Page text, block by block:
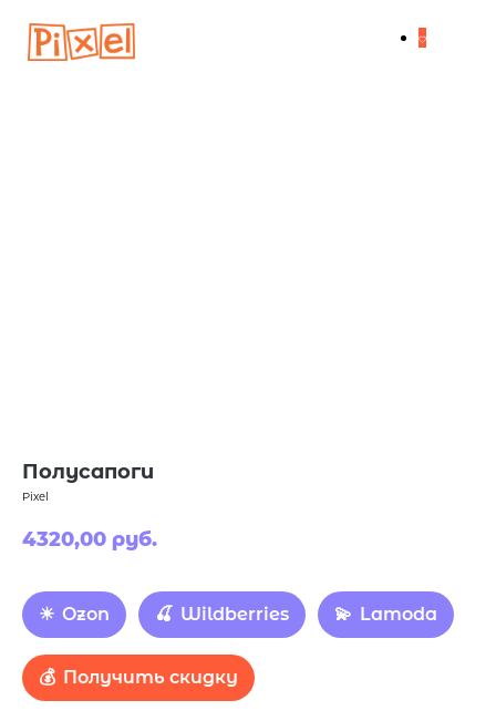
Полусапоги
Pixel
4320,00 руб.
Ozon Wildberries Lamoda
Получить скидку